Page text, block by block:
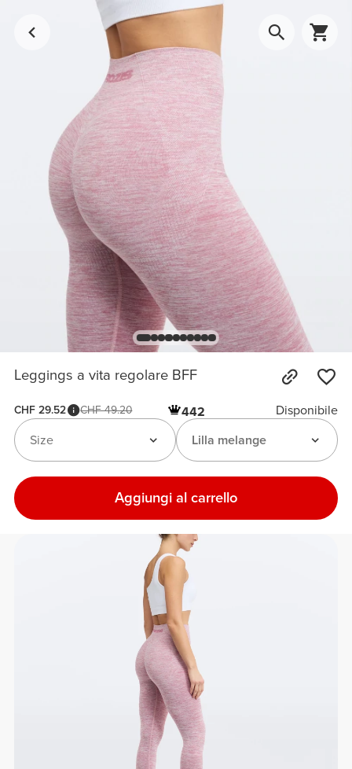
Leggings a vita regolare BFF
CHF 29.52 CHF 49.20 442
Disponibile
Lilla melange
Size
Aggiungi al carrello